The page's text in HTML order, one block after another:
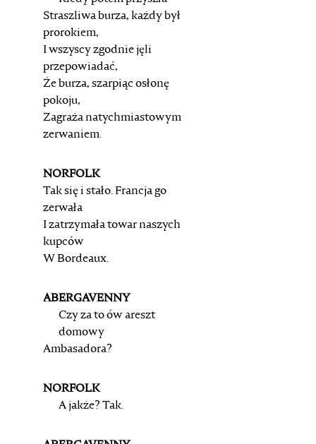
Straszliwa burza, każdy był
prorokiem,
I wszyscy zgodnie jęli
przepowiadać,
Że burza, szarpiąc osłonę
pokoju,
Zagraża natychmiastowym
zerwaniem.
NORFOLK
Tak się i stało. Francja go
zerwała
I zatrzymała towar naszych
kupców
W Bordeaux.
ABERGAVENNY
Czy za to ów areszt
domowy
Ambasadora?
NORFOLK
A jakże? Tak.